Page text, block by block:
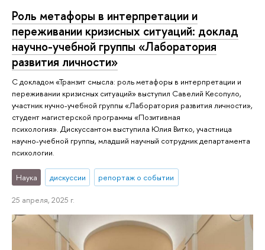
Роль метафоры в интерпретации и
переживании кризисных ситуаций: доклад
научно-учебной группы «Лаборатория
развития личности»
С докладом «Транзит смысла: роль метафоры в интерпретации и
переживании кризисных ситуаций» выступил Савелий Кесопуло,
участник нучно-учебной группы «Лаборатория развития личности»,
студент магистерской программы «Позитивная
психология». Дискуссантом выступила Юлия Витко, участница
научно-учебной группы, младший научный сотрудник департамента
психологии.
Наука дискуссии репортаж о событии
25 апреля, 2025 г.